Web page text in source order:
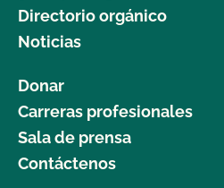
Directorio orgánico
Noticias
Donar
Carreras profesionales
Sala de prensa
Contáctenos